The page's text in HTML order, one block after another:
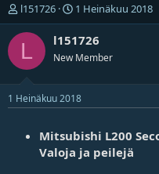
V
i
e
k
e
l151726
A
l
o
t
s
p
i
v
ä
1 Heinäkuu 2018
L l151726
New Member
1 Heinäkuu 2018
Mitsubishi L200
Valoja ja peilejä